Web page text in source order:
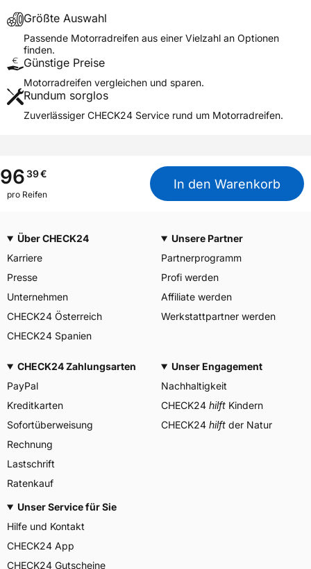
Verwendung
Modellname
BATTLECROSS X31
Reifenposition
Motorradtyp
Motocross
Weitere Eigenschaften
M+S
Nein
Motorrad Kennzeichnung
M/C
Allgemeine Produktsicherheit (GPSR)
Herstellerkontakt
BRIDGESTONE EU NV/SA,
Via del Fosso del Salceto
13/15 00128 Rome Italien,
market.surveillance@bridges
Größte Auswahl
Passende Motorradreifen aus einer Vielzahl an Optionen
finden.
Günstige Preise
Motorradreifen vergleichen und sparen.
Rundum sorglos
Zuverlässiger CHECK24 Service rund um Motorradreifen.
9639€
pro Reifen
In den Warenkorb
Über CHECK24
Karriere
Presse
Unternehmen
CHECK24 Österreich
CHECK24 Spanien
Unsere Partner
Partnerprogramm
Profi werden
Affiliate werden
Werkstattpartner werden
CHECK24 Zahlungsarten
PayPal
Kreditkarten
Sofortüberweisung
Rechnung
Lastschrift
Ratenkauf
Unser Engagement
Nachhaltigkeit
CHECK24 hilft Kindern
CHECK24 hilft der Natur
Unser Service für Sie
Hilfe und Kontakt
CHECK24 App
CHECK24 Gutscheine